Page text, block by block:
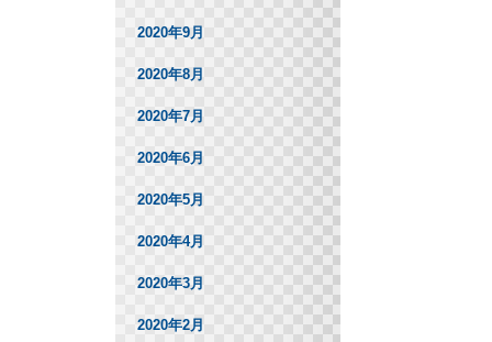
2020年9月
2020年8月
2020年7月
2020年6月
2020年5月
2020年4月
2020年3月
2020年2月